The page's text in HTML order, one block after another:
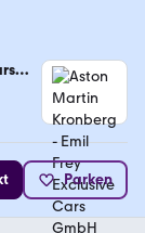
Parken